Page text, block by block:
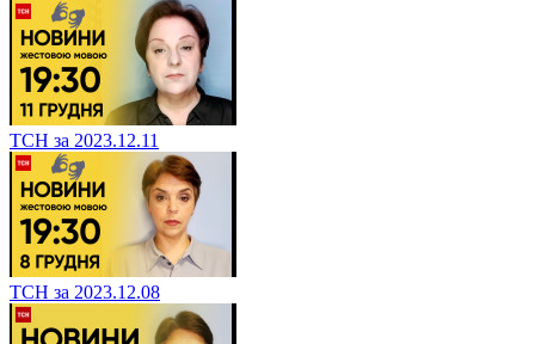
ТСН за 2023.12.11
ТСН за 2023.12.08